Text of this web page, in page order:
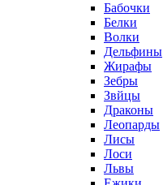
Бабочки
Белки
Волки
Дельфины
Жирафы
Зебры
Звйцы
Драконы
Леопарды
Лисы
Лоси
Львы